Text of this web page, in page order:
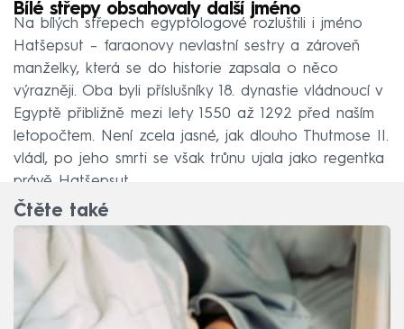
Bílé střepy obsahovaly další jméno
Na bílých střepech egyptologové rozluštili i jméno
Hatšepsut – faraonovy nevlastní sestry a zároveň
manželky, která se do historie zapsala o něco
výrazněji. Oba byli příslušníky 18. dynastie vládnoucí v
Egyptě přibližně mezi lety 1550 až 1292 před naším
letopočtem. Není zcela jasné, jak dlouho Thutmose II.
vládl, po jeho smrti se však trůnu ujala jako regentka
právě Hatšepsut.
Čtěte také